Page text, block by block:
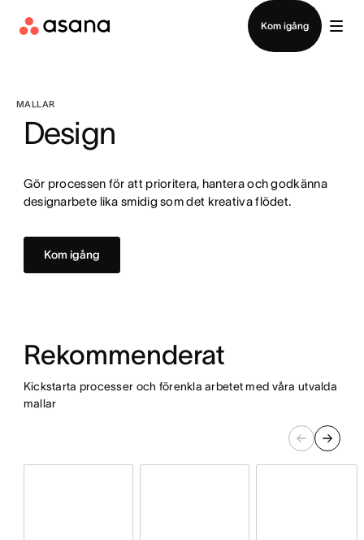
Kom igång
MALLAR
Design
Gör processen för att prioritera, hantera och godkänna
designarbete lika smidig som det kreativa flödet.
Kom igång
Rekommenderat
Kickstarta processer och förenkla arbetet med våra utvalda
mallar